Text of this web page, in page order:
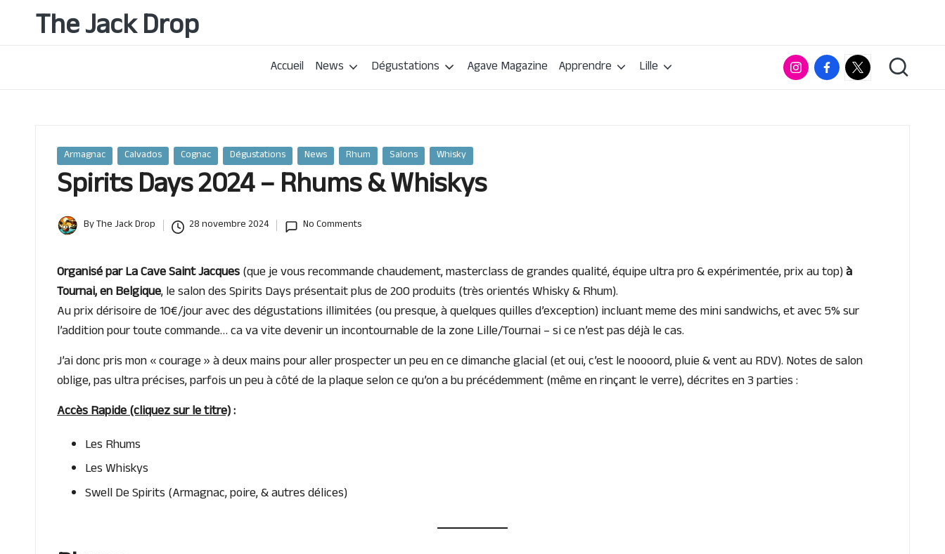
The Jack Drop
Passionné
Accueil News Dégustations Agave Magazine Apprendre Lille InstagramFacebook
RumX
App
Posted
in
Armagnac Calvados Cognac Dégustations News Rhum Salons Whisky
Spirits Days 2024 – Rhums & Whiskys
Posted ByThe Jack Drop 28 novembre 2024 No Comments
Organisé par La Cave Saint Jacques(que je vous recommande chaudement, masterclass de grandes qualité, équipe ultra pro & expérimentée, prix au top)à
Tournai, en Belgique, le salon des Spirits Days présentait plus de 200 produits (très orientés Whisky & Rhum).
Au prix dérisoire de 10€/jour avec des dégustations illimitées (ou presque, à quelques quilles d’exception) incluant meme des mini sandwichs, et avec 5% sur
l’addition pour toute commande… ca va vite devenir un incontournable de la zone Lille/Tournai – si ce n’est pas déjà le cas.
J’ai donc pris mon « courage » à deux mains pour aller prospecter un peu en ce dimanche glacial (et oui, c’est le noooord, pluie & vent au RDV). Notes de salon
oblige, pas ultra précises, parfois un peu à côté de la plaque selon ce qu’on a bu précédemment (même en rinçant le verre), décrites en 3 parties :
Accès Rapide (cliquez sur le titre):
Les Rhums
Les Whiskys
Swell De Spirits (Armagnac, poire, & autres délices)